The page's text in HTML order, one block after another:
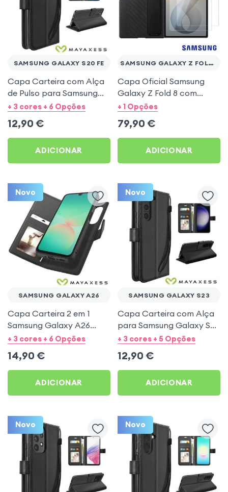
SAMSUNG GALAXY S20 FE
Capa Carteira com Alça
de Pulso para Samsung
Galaxy S20 FE - Preto
+ 3 cores + 6 Opções
12,90 €
ADICIONAR
SAMSUNG GALAXY Z FOLD 8
Capa Oficial Samsung
Galaxy Z Fold 8 com
Suporte - Carbon
+ 1 Opções
79,90 €
ADICIONAR
Novo
SAMSUNG GALAXY A26
Capa Carteira 2 em 1
Samsung Galaxy A26
Mayaxess Preto
+ 3 cores + 6 Opções
14,90 €
ADICIONAR
Novo
SAMSUNG GALAXY S23
Capa Carteira com Alça
para Samsung Galaxy S23
- Preto Mayaxess
+ 3 cores + 5 Opções
12,90 €
ADICIONAR
Novo Novo